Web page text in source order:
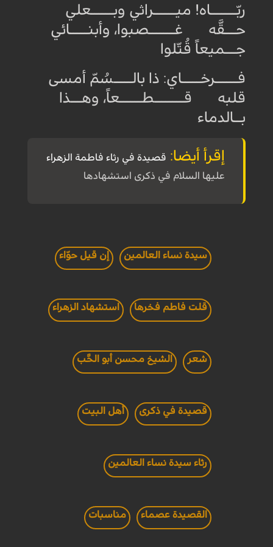
ربّـــــــاه! ميــــــراثي وبــــــعلي
حـــقَّه غـــــــصبوا، وأبنـــــائي
جـــميعاً قُتّلوا
فــــــرخـــــاي: ذا بالـــــسُمّ أمسى
قلبه قــــــــطــــــعاً، وهـــذا
بــالدماء
إقرأ أيضا: قصيدة في رثاء فاطمة الزهراء
عليها السلام في ذكرى استشهادها
سيدة نساء العالمين إن قيل حوّاء
قلت فاطم فخرها استشهاد الزهراء
شعر الشيخ محسن أبو الحَّب
قصيدة في ذكرى أهل البيت
رثاء سيدة نساء العالمين
القصيدة عصماء مناسبات